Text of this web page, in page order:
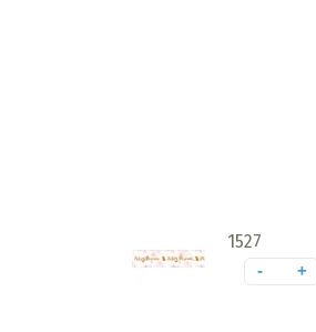
1527
+
-